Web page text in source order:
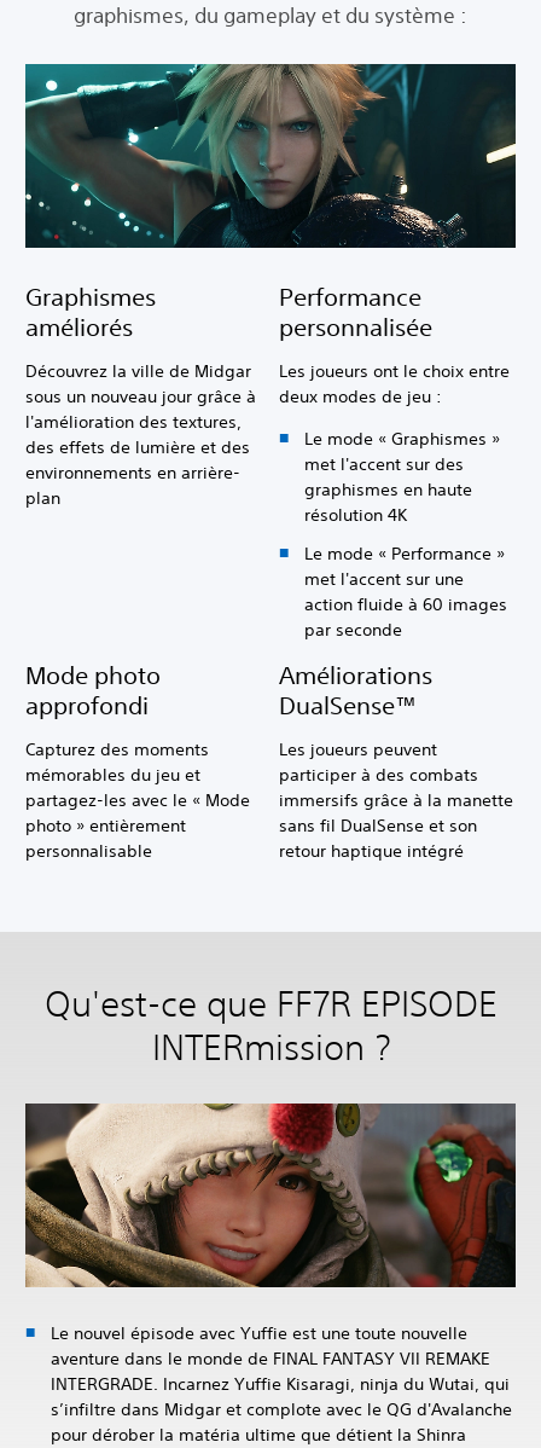
graphismes, du gameplay et du système :
Graphismes
améliorés
Découvrez la ville de Midgar
sous un nouveau jour grâce à
l'amélioration des textures,
des effets de lumière et des
environnements en arrière-
plan
Performance
personnalisée
Les joueurs ont le choix entre
deux modes de jeu :
Le mode « Graphismes »
met l'accent sur des
graphismes en haute
résolution 4K
Le mode « Performance »
met l'accent sur une
action fluide à 60 images
par seconde
Mode photo
approfondi
Capturez des moments
mémorables du jeu et
partagez-les avec le « Mode
photo » entièrement
personnalisable
Améliorations
DualSense™
Les joueurs peuvent
participer à des combats
immersifs grâce à la manette
sans fil DualSense et son
retour haptique intégré
Qu'est-ce que FF7R EPISODE
INTERmission ?
Le nouvel épisode avec Yuffie est une toute nouvelle
aventure dans le monde de FINAL FANTASY VII REMAKE
INTERGRADE. Incarnez Yuffie Kisaragi, ninja du Wutai, qui
s’infiltre dans Midgar et complote avec le QG d'Avalanche
pour dérober la matéria ultime que détient la Shinra